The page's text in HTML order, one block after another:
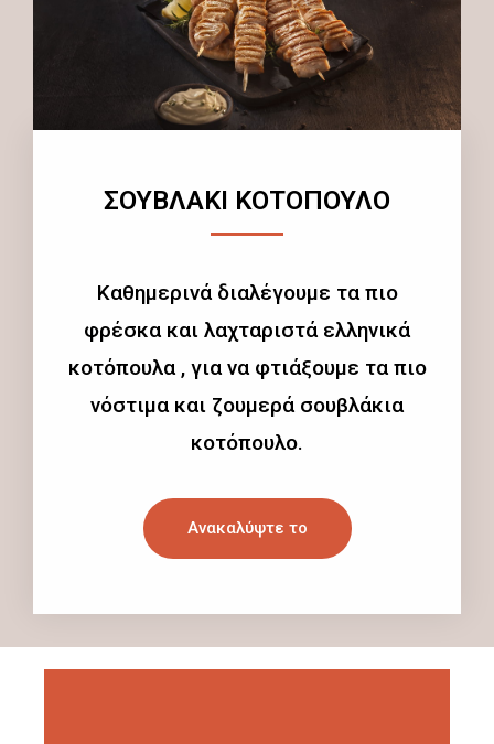
ΣΟΥΒΛΑΚΙ ΚΟΤΟΠΟΥΛΟ
Καθημερινά διαλέγουμε τα πιο
φρέσκα και λαχταριστά ελληνικά
κοτόπουλα , για να φτιάξουμε τα πιο
νόστιμα και ζουμερά σουβλάκια
κοτόπουλο.
Ανακαλύψτε το